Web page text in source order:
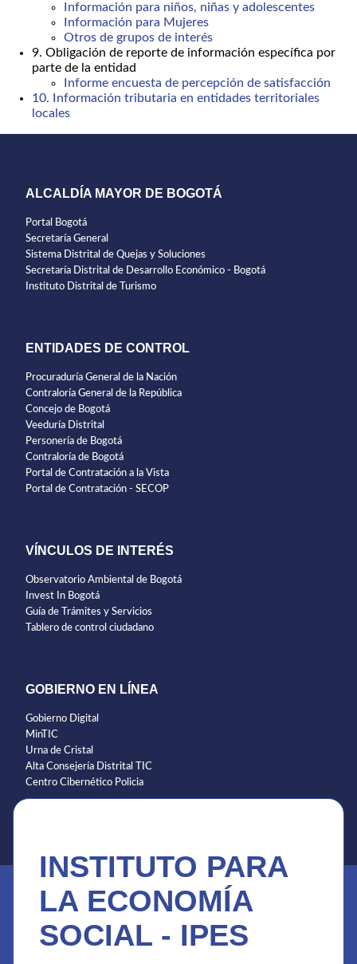
Información para niños, niñas y adolescentes
Información para Mujeres
Otros de grupos de interés
9. Obligación de reporte de información específica por
parte de la entidad
Informe encuesta de percepción de satisfacción
10. Información tributaria en entidades territoriales
locales
ALCALDÍA MAYOR DE BOGOTÁ
Portal Bogotá
Secretaría General
Sistema Distrital de Quejas y Soluciones
Secretaría Distrital de Desarrollo Económico - Bogotá
Instituto Distrital de Turismo
ENTIDADES DE CONTROL
Procuraduría General de la Nación
Contraloría General de la República
Concejo de Bogotá
Veeduría Distrital
Personería de Bogotá
Contraloría de Bogotá
Portal de Contratación a la Vista
Portal de Contratación - SECOP
VÍNCULOS DE INTERÉS
Observatorio Ambiental de Bogotá
Invest In Bogotá
Guía de Trámites y Servicios
Tablero de control ciudadano
GOBIERNO EN LÍNEA
Gobierno Digital
MinTIC
Urna de Cristal
Alta Consejería Distrital TIC
Centro Cibernético Policia
INSTITUTO PARA
LA ECONOMÍA
SOCIAL - IPES